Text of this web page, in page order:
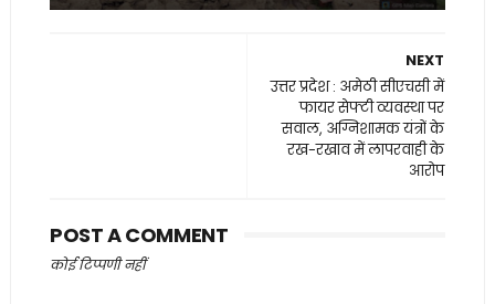
NEXT
उत्तर प्रदेश : अमेठी सीएचसी में
फायर सेफ्टी व्यवस्था पर
सवाल, अग्निशामक यंत्रों के
रख-रखाव में लापरवाही के
आरोप
POST A COMMENT
कोई टिप्पणी नहीं